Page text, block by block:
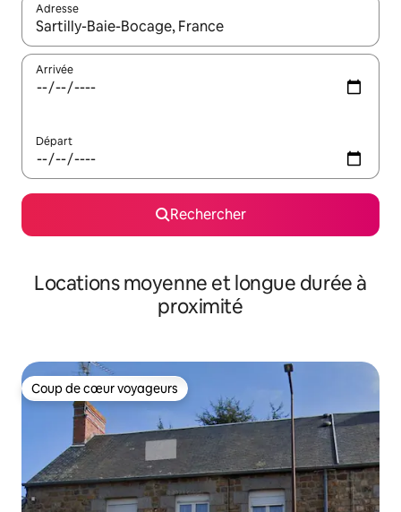
Adresse
Lorsque les résultats s'affichent, utilisez les flèches vers le
Arrivée
Départ
Rechercher
Locations moyenne et longue durée à
proximité
Coup de cœur voyageurs
Coup de cœur voyageurs